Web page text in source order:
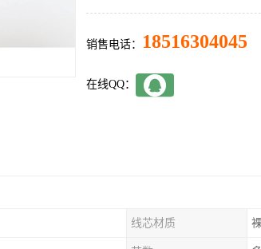
销售电话： 18516304045
在线QQ：
线芯材质